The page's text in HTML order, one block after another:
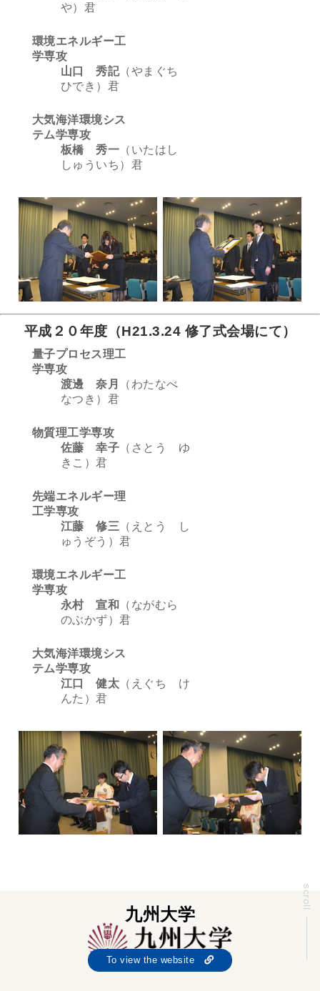
scroll
や）君
環境エネルギー工
学専攻
山口 秀記（やまぐち
ひでき）君
大気海洋環境シス
テム学専攻
板橋 秀一 （いたはし
しゅういち）君
平成２０年度（H21.3.24 修了式会場にて）
量子プロセス理工
学専攻
渡邊 奈月
（わたなべ
なつき）君
物質理工学専攻
佐藤 幸子 （さとう ゆ
きこ）君
先端エネルギー理
工学専攻
江藤 修三 （えとう し
ゅうぞう）君
環境エネルギー工
学専攻
永村 宣和
（ながむら
のぶかず）君
大気海洋環境シス
テム学専攻
江口 健太 （えぐち け
んた）君
九州大学
To view the website